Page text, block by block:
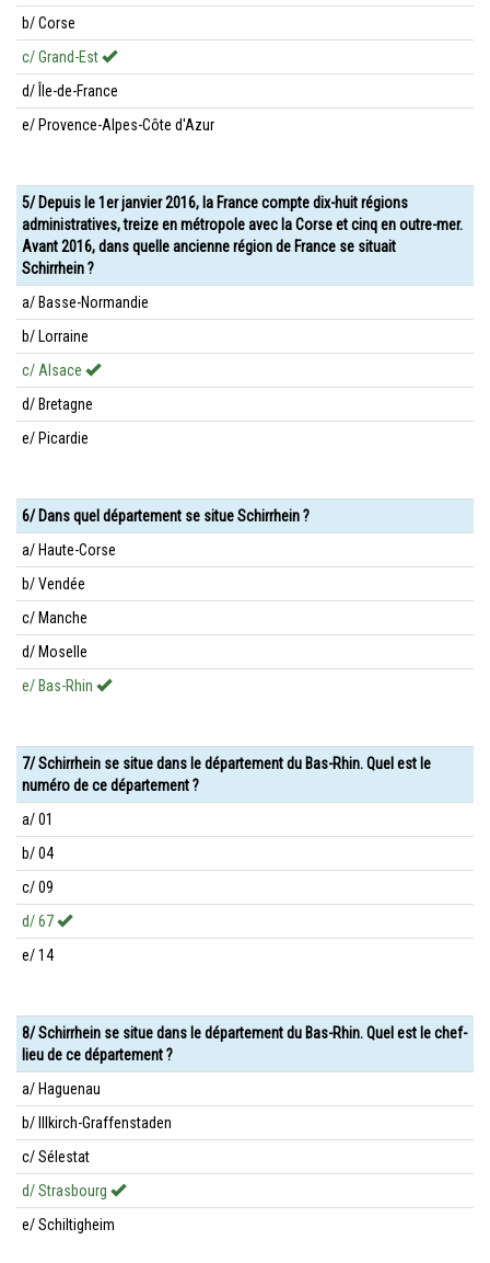
b/ Corse
c/ Grand-Est
d/ Île-de-France
e/ Provence-Alpes-Côte d'Azur
5/ Depuis le 1er janvier 2016, la France compte dix-huit régions
administratives, treize en métropole avec la Corse et cinq en outre-mer.
Avant 2016, dans quelle ancienne région de France se situait
Schirrhein ?
a/ Basse-Normandie
b/ Lorraine
c/ Alsace
d/ Bretagne
e/ Picardie
6/ Dans quel département se situe Schirrhein ?
a/ Haute-Corse
b/ Vendée
c/ Manche
d/ Moselle
e/ Bas-Rhin
7/ Schirrhein se situe dans le département du Bas-Rhin. Quel est le
numéro de ce département ?
a/ 01
b/ 04
c/ 09
d/ 67
e/ 14
8/ Schirrhein se situe dans le département du Bas-Rhin. Quel est le chef-
lieu de ce département ?
a/ Haguenau
b/ Illkirch-Graffenstaden
c/ Sélestat
d/ Strasbourg
e/ Schiltigheim